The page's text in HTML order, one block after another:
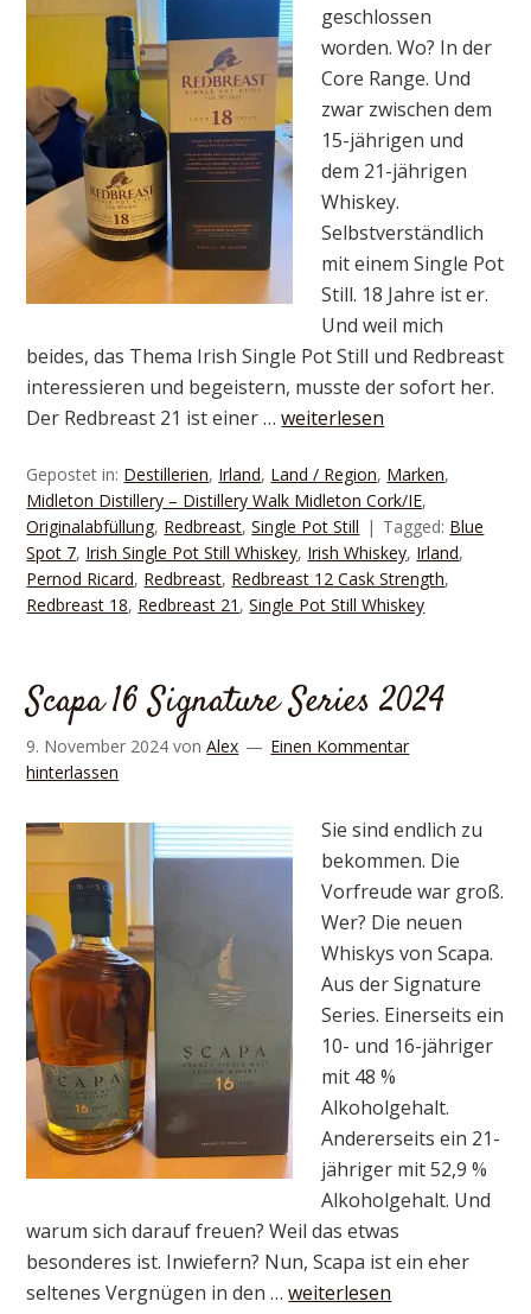
geschlossen
worden. Wo? In der
Core Range. Und
zwar zwischen dem
15-jährigen und
dem 21-jährigen
Whiskey.
Selbstverständlich
mit einem Single Pot
Still. 18 Jahre ist er.
Und weil mich
beides, das Thema Irish Single Pot Still und Redbreast
interessieren und begeistern, musste der sofort her.
Der Redbreast 21 ist einer …weiterlesen
Gepostet in: Destillerien, Irland, Land / Region, Marken,
Midleton Distillery – Distillery Walk Midleton Cork/IE,
Originalabfüllung, Redbreast,Single Pot Still Tagged: Blue
Spot 7, Irish Single Pot Still Whiskey, Irish Whiskey, Irland,
Pernod Ricard, Redbreast, Redbreast 12 Cask Strength,
Redbreast 18, Redbreast 21 ,Single Pot Still Whiskey
Scapa 16 Signature Series 2024
9. November 2024 vonAlex
Einen Kommentar
hinterlassen
Sie sind endlich zu
bekommen. Die
Vorfreude war groß.
Wer? Die neuen
Whiskys von Scapa.
Aus der Signature
Series. Einerseits ein
10- und 16-jähriger
mit 48 %
Alkoholgehalt.
Andererseits ein 21-
jähriger mit 52,9 %
Alkoholgehalt. Und
warum sich darauf freuen? Weil das etwas
besonderes ist. Inwiefern? Nun, Scapa ist ein eher
seltenes Vergnügen in den …weiterlesen